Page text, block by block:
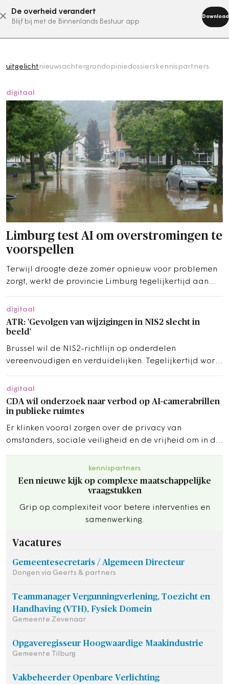
De overheid verandert
Blijf bij met de Binnenlands Bestuur app
Download
abonneer nu
uitgelicht nieuwsachtergrondopiniedossiers kennispartners
digitaal
Limburg test AI om overstromingen te
voorspellen
Terwijl droogte deze zomer opnieuw voor problemen
zorgt, werkt de provincie Limburg tegelijkertijd aan
een AI-model dat overstromingen in het stroomgebied
van de Selzerbeek moet helpen voorspellen.
digitaal
ATR: 'Gevolgen van wijzigingen in NIS2 slecht in
beeld'
Brussel wil de NIS2-richtlijn op onderdelen
vereenvoudigen en verduidelijken. Tegelijkertijd wordt
digitaal
CDA wil onderzoek naar verbod op AI-camerabrillen
in publieke ruimtes
Er klinken vooral zorgen over de privacy van
omstanders, sociale veiligheid en de vrijheid om in de
openbare ruimte te bewegen.
kennispartners
Een nieuwe kijk op complexe maatschappelijke
vraagstukken
Grip op complexiteit voor betere interventies en
samenwerking.
Vacatures
Gemeentesecretaris / Algemeen Directeur
Dongen via Geerts & partners
Teammanager Vergunningverlening, Toezicht en
Handhaving (VTH), Fysiek Domein
Gemeente Zevenaar
Opgaveregisseur Hoogwaardige Maakindustrie
Gemeente Tilburg
Vakbeheerder Openbare Verlichting